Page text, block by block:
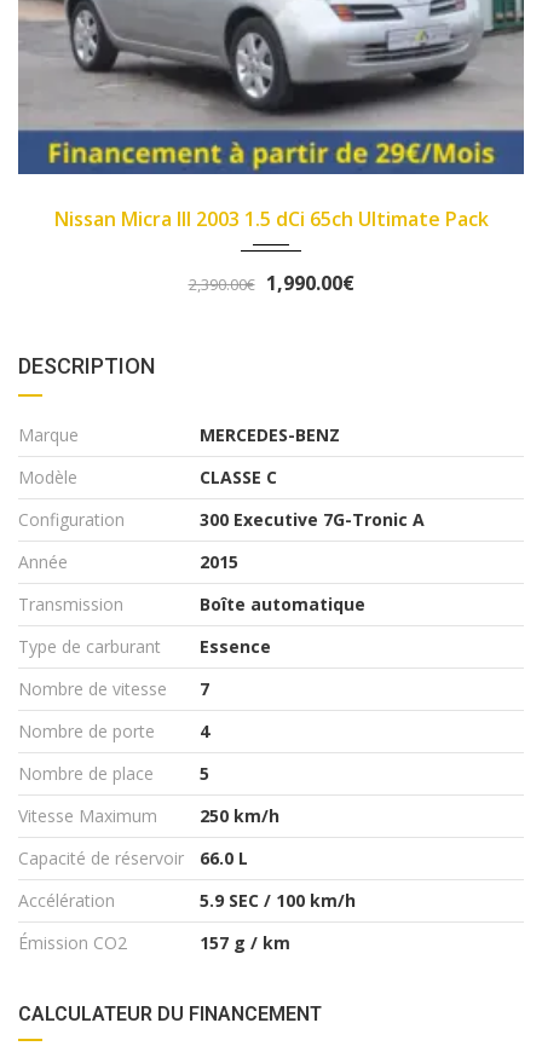
Pack Fiat Panda II 2007 1.1 8v 54ch
3,490.00€
DESCRIPTION
Marque
MERCEDES-BENZ
Modèle
CLASSE C
Configuration
300 Executive 7G-Tronic A
Année
2015
Transmission
Boîte automatique
Type de carburant
Essence
Nombre de vitesse
7
Nombre de porte
4
Nombre de place
5
Vitesse Maximum
250 km/h
Capacité de réservoir
66.0 L
Accélération
5.9 SEC / 100 km/h
Émission CO2
157 g / km
CALCULATEUR DU FINANCEMENT